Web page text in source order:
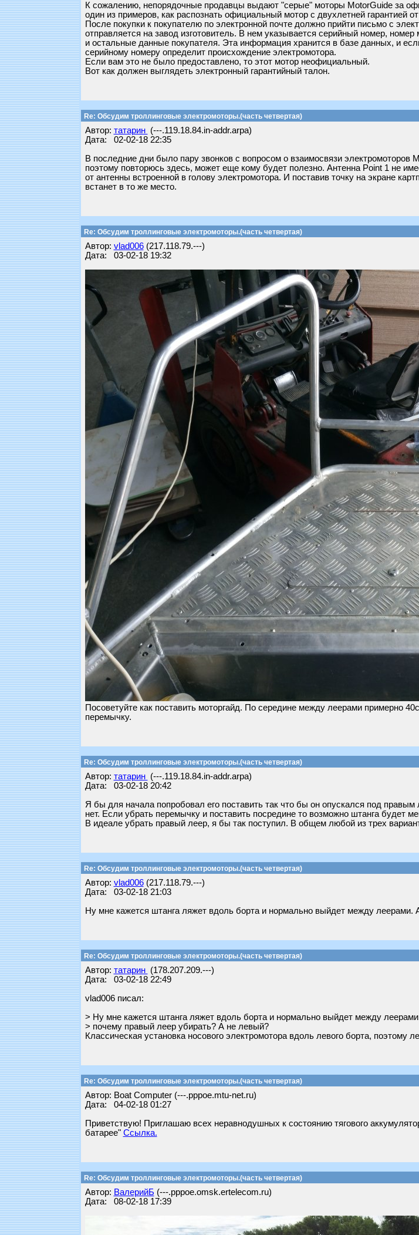
К сожалению, непорядочные продавцы выдают "серые" моторы MotorGuide за
один из примеров, как распознать официальный мотор с двухлетней гарантией
После покупки к покупателю по электронной почте должно прийти письмо с
отправляется на завод изготовитель. В нем указывается серийный номер,
и остальные данные покупателя. Эта информация хранится в базе данных, и
серийному номеру определит происхождение электромотора.
Если вам это не было предоставлено, то этот мотор неофициальный.
Вот как должен выглядеть электронный гарантийный талон.
Re: Обсудим троллинговые электромоторы.(часть четвертая)
Автор: татарин (---.119.18.84.in-addr.arpa)
Дата: 02-02-18 22:35
В последние дни было пару звонков с вопросом о взаимосвязи
поэтому повторюсь здесь, может еще кому будет полезно. Антенна Point 1 не
от антенны встроенной в голову электромотора. И поставив точку на экране
встанет в то же место.
Re: Обсудим троллинговые электромоторы.(часть четвертая)
Автор: vlad006(217.118.79.---)
Дата: 03-02-18 19:32
Посоветуйте как поставить моторгайд. По середине между леерами примерно
перемычку.
Re: Обсудим троллинговые электромоторы.(часть четвертая)
Автор: татарин (---.119.18.84.in-addr.arpa)
Дата: 03-02-18 20:42
Я бы для начала попробовал его поставить так что бы он опускался под
нет. Если убрать перемычку и поставить посредине то возможно штанга будет
В идеале убрать правый леер, я бы так поступил. В общем любой из трех
Re: Обсудим троллинговые электромоторы.(часть четвертая)
Автор: vlad006(217.118.79.---)
Дата: 03-02-18 21:03
Ну мне кажется штанга ляжет вдоль борта и нормально выйдет между
Re: Обсудим троллинговые электромоторы.(часть четвертая)
Автор: татарин (178.207.209.---)
Дата: 03-02-18 22:49
vlad006 писал:
> Ну мне кажется штанга ляжет вдоль борта и нормально выйдет между
> почему правый леер убирать? А не левый?
Классическая установка носового электромотора вдоль левого борта, поэтому
Re: Обсудим троллинговые электромоторы.(часть четвертая)
Автор: Boat Computer (---.pppoe.mtu-net.ru)
Дата: 04-02-18 01:27
Приветствую! Приглашаю всех неравнодушных к состоянию тягового
батарее" Ссылка.
Re: Обсудим троллинговые электромоторы.(часть четвертая)
Автор: ВалерийБ (---.pppoe.omsk.ertelecom.ru)
Дата: 08-02-18 17:39